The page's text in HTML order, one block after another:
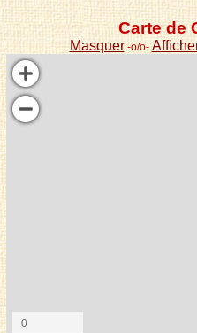
Carte de
Masquer-o/o-